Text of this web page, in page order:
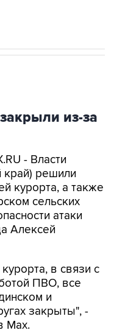
из-за
- Власти
край) решили
курорта, а также
сельских
атаки
Алексей
в связи с
ПВО, все
и
закрыты", -
Max.